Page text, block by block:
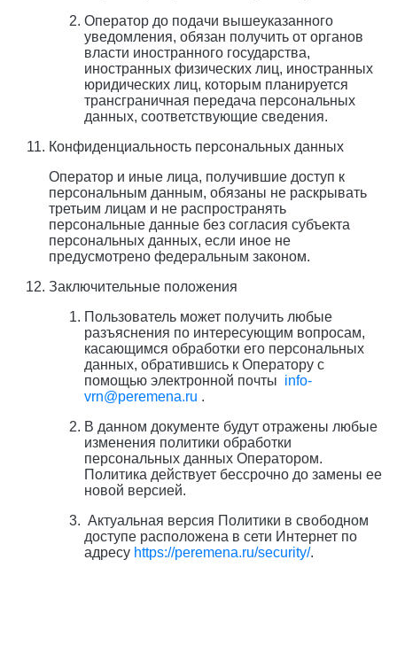
Оператор до подачи вышеуказанного
уведомления, обязан получить от органов
власти иностранного государства,
иностранных физических лиц, иностранных
юридических лиц, которым планируется
трансграничная передача персональных
данных, соответствующие сведения.
Конфиденциальность персональных данных
Оператор и иные лица, получившие доступ к
персональным данным, обязаны не раскрывать
третьим лицам и не распространять
персональные данные без согласия субъекта
персональных данных, если иное не
предусмотрено федеральным законом.
Заключительные положения
Пользователь может получить любые
разъяснения по интересующим вопросам,
касающимся обработки его персональных
данных, обратившись к Оператору с
помощью электронной почты info-
vrn@peremena.ru .
В данном документе будут отражены любые
изменения политики обработки
персональных данных Оператором.
Политика действует бессрочно до замены ее
новой версией.
Актуальная версия Политики в свободном
доступе расположена в сети Интернет по
адресу https://peremena.ru/security/.